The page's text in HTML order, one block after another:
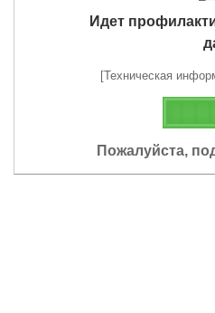
Идет
[Техническая
Пожалуйста,